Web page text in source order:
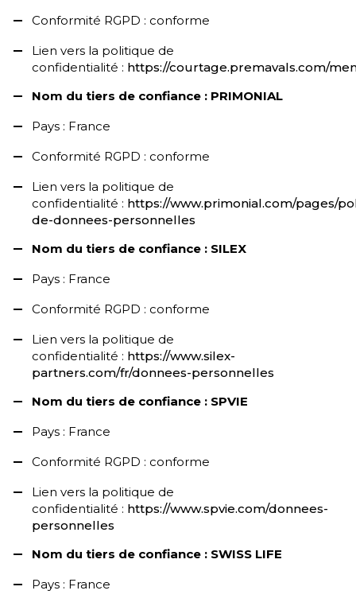
Conformité RGPD : conforme
Lien vers la politique de
confidentialité : https://courtage.premavals.com/
Nom du tiers de confiance : PRIMONIAL
Pays : France
Conformité RGPD : conforme
Lien vers la politique de
confidentialité : https://www.primonial.com/pages/
de-donnees-personnelles
Nom du tiers de confiance : SILEX
Pays : France
Conformité RGPD : conforme
Lien vers la politique de
confidentialité : https://www.silex-
partners.com/fr/donnees-personnelles
Nom du tiers de confiance : SPVIE
Pays : France
Conformité RGPD : conforme
Lien vers la politique de
confidentialité : https://www.spvie.com/donnees-
personnelles
Nom du tiers de confiance : SWISS LIFE
Pays : France